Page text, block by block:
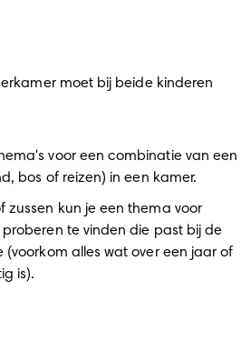
moet bij beide kinderen
voor een combinatie van een
bos of reizen) in een kamer.
zussen kun je een thema voor
proberen te vinden die past bij de
(voorkom alles wat over een jaar of
is).